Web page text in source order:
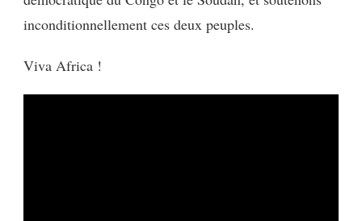
inconditionnellement ces deux peuples.
Viva Africa !